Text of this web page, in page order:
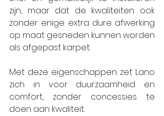
zijn, maar dat de kwaliteiten ook
zonder enige extra dure afwerking
op maat gesneden kunnen worden
als afgepast karpet.
Met deze eigenschappen zet Lano
zich in voor duurzaamheid en
comfort, zonder concessies te
doen aan kwaliteit.